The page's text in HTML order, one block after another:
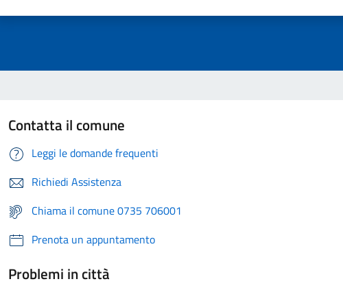
Contatta il comune
Leggi le domande frequenti
Richiedi Assistenza
Chiama il comune 0735 706001
Prenota un appuntamento
Problemi in città